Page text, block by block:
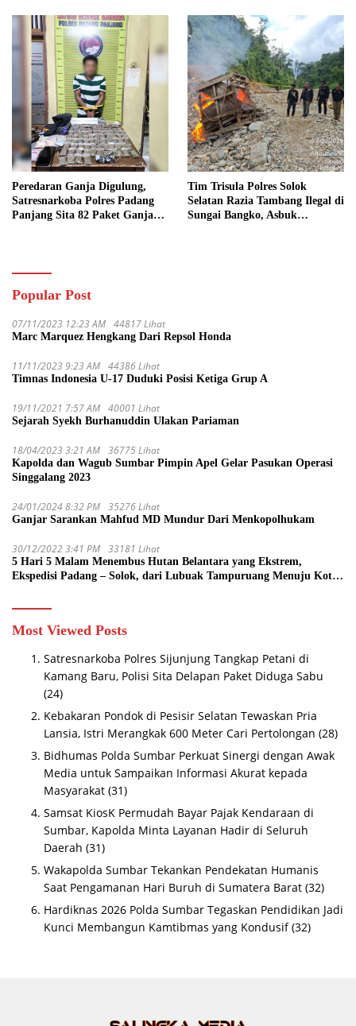
Peredaran Ganja Digulung,
Satresnarkoba Polres Padang
Panjang Sita 82 Paket Ganja
Tim Trisula Polres Solok
Selatan Razia Tambang Ilegal di
Sungai Bangko, Asbuk
Popular Post
07/11/2023 12:23 AM 44817 Lihat
Marc Marquez Hengkang Dari Repsol Honda
11/11/2023 9:23 AM 44386 Lihat
Timnas Indonesia U-17 Duduki Posisi Ketiga Grup A
19/11/2021 7:57 AM 40001 Lihat
Sejarah Syekh Burhanuddin Ulakan Pariaman
18/04/2023 3:21 AM 36775 Lihat
Kapolda dan Wagub Sumbar Pimpin Apel Gelar Pasukan Operasi
Singgalang 2023
24/01/2024 8:32 PM 35276 Lihat
Ganjar Sarankan Mahfud MD Mundur Dari Menkopolhukam
30/12/2022 3:41 PM 33181 Lihat
5 Hari 5 Malam Menembus Hutan Belantara yang Ekstrem,
Ekspedisi Padang – Solok, dari Lubuak Tampuruang Menuju Koto
Most Viewed Posts
Satresnarkoba Polres Sijunjung Tangkap Petani di
Kamang Baru, Polisi Sita Delapan Paket Diduga Sabu
(24)
Kebakaran Pondok di Pesisir Selatan Tewaskan Pria
Lansia, Istri Merangkak 600 Meter Cari Pertolongan (28)
Bidhumas Polda Sumbar Perkuat Sinergi dengan Awak
Media untuk Sampaikan Informasi Akurat kepada
Masyarakat (31)
Samsat KiosK Permudah Bayar Pajak Kendaraan di
Sumbar, Kapolda Minta Layanan Hadir di Seluruh
Daerah (31)
Wakapolda Sumbar Tekankan Pendekatan Humanis
Saat Pengamanan Hari Buruh di Sumatera Barat (32)
Hardiknas 2026 Polda Sumbar Tegaskan Pendidikan Jadi
Kunci Membangun Kamtibmas yang Kondusif (32)